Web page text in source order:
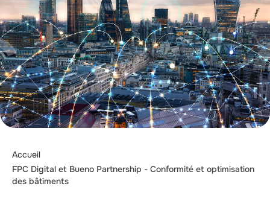
Accueil
FPC Digital et Bueno Partnership - Conformité et optimisation
des bâtiments